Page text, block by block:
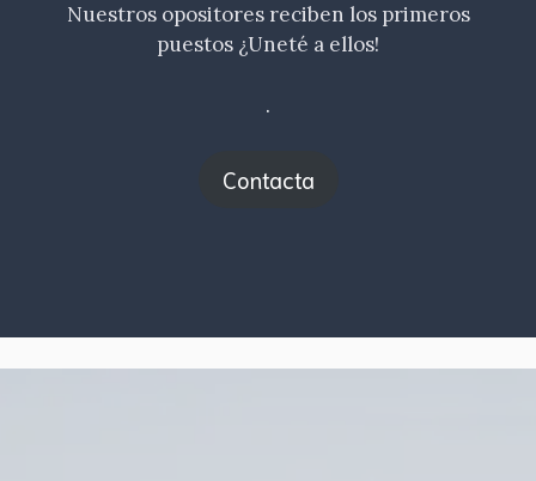
Nuestros opositores reciben los primeros
puestos ¿Uneté a ellos!
.
Contacta